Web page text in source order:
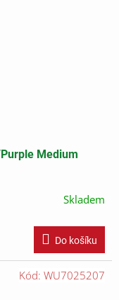
Medium
Skladem
Do košíku
Kód: WU7025207